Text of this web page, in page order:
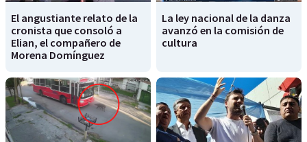
El angustiante relato de la
cronista que consoló a
Elian, el compañero de
Morena Domínguez
La ley nacional de la danza
avanzó en la comisión de
cultura